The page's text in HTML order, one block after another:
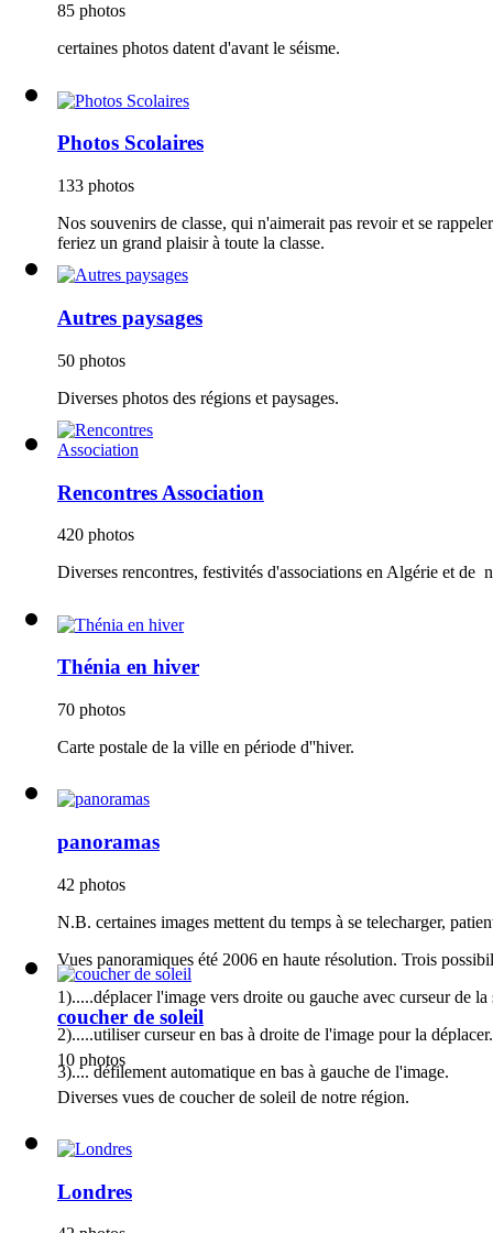
85 photos
certaines photos datent d'avant le séisme.
Photos Scolaires
133 photos
Nos souvenirs de classe, qui n'aimerait pas revoir et se
feriez un grand plaisir à toute la classe.
Autres paysages
50 photos
Diverses photos des régions et paysages.
Rencontres Association
420 photos
Diverses rencontres, festivités d'associations en Algérie et de
Thénia en hiver
70 photos
Carte postale de la ville en période d''hiver.
panoramas
42 photos
N.B. certaines images mettent du temps à se telecharger,
Vues panoramiques été 2006 en haute résolution. Trois
1).....déplacer l'image vers droite ou gauche avec curseur de
2).....utiliser curseur en bas à droite de l'image pour la déplacer.
3).... défilement automatique en bas à gauche de l'image.
coucher de soleil
10 photos
Diverses vues de coucher de soleil de notre région.
Londres